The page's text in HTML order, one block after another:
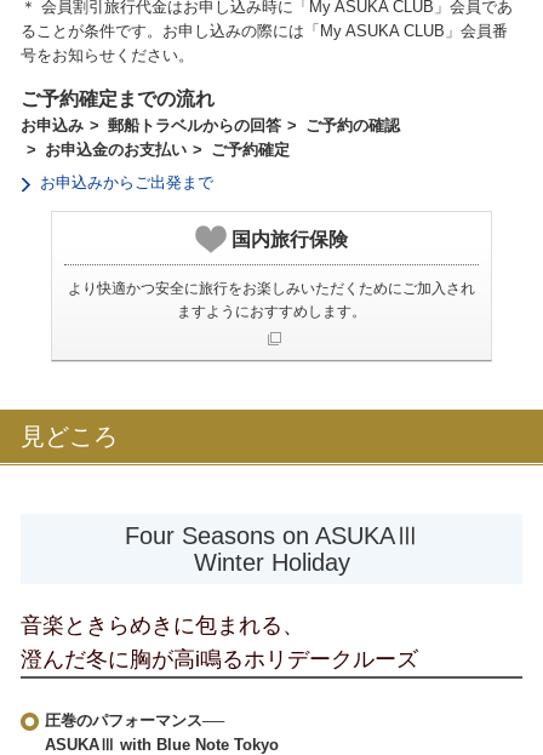
＊ 会員割引旅行代金はお申し込み時に「My ASUKA CLUB」会員であ
ることが条件です。お申し込みの際には「My ASUKA CLUB」会員番
号をお知らせください。
ご予約確定までの流れ
お申込み 郵船トラベルからの回答
ご予約の確認
お申込金のお支払い
ご予約確定
お申込みからご出発まで
国内旅行保険
より快適かつ安全に旅行をお楽しみいただくためにご加入され
ますようにおすすめします。
見どころ
Four Seasons on ASUKAⅢ
Winter Holiday
音楽ときらめきに包まれる、
澄んだ冬に胸が高i鳴るホリデークルーズ
圧巻のパフォーマンス──
ASUKAⅢ with Blue Note Tokyo